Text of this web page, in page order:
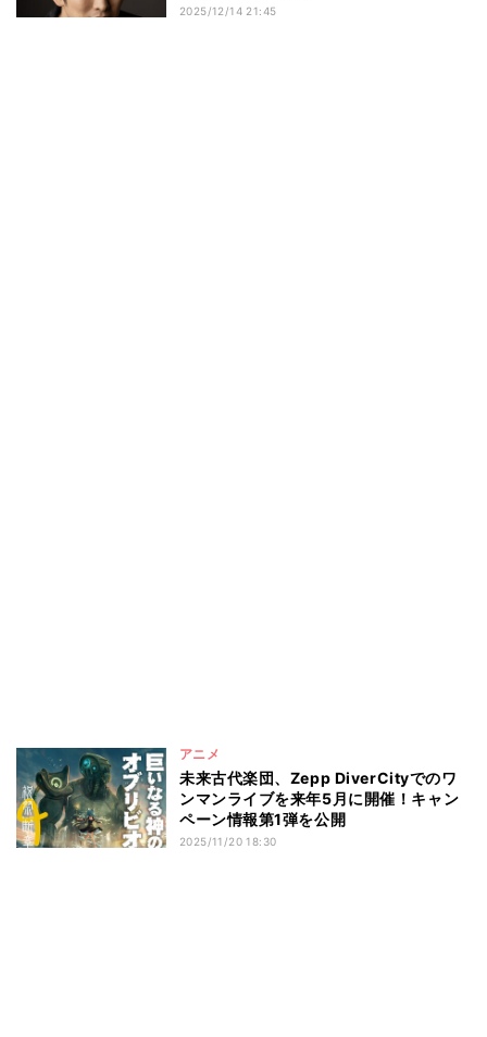
2025/12/14 21:45
アニメ
未来古代楽団、Zepp DiverCityでのワ
ンマンライブを来年5月に開催！キャン
ペーン情報第1弾を公開
2025/11/20 18:30